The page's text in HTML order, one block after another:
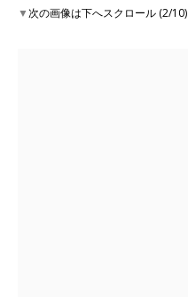
▼次の画像は下へスクロール (2/10)